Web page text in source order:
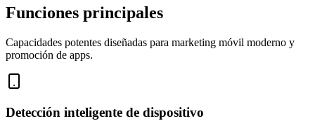
Funciones principales
Capacidades potentes diseñadas para marketing móvil moderno y
promoción de apps.
Detección inteligente de dispositivo